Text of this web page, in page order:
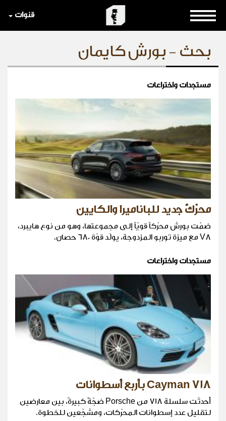
قنوات
بحث - بورش كايمان
مستجدات واختراعات
محرّكٌ جديد للباناميرا والكايين
ضمّت بورش محرّكاً قويّاً إلى مجموعتها، وهو من نوع هايبرد،
V8 مع ميزة توربو المزدوجة، يولّد قوّة 680 حصان.
مستجدات واختراعات
718 Cayman بأربع أسطوانات
أحدثت سلسلة 718 من Porsche ضجّةً كبيرةً، بين معارضين
لتقليل عدد إسطوانات المحرّكات، ومشجّعين للخطوة.